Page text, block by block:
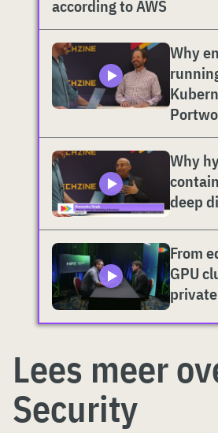
according to AWS
Why
Why
deep
From
GPU
Lees meer
Security